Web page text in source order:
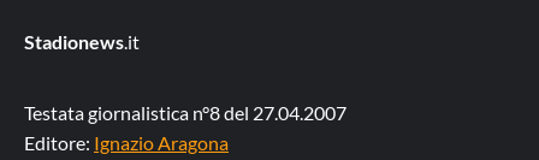
Stadionews.it
Testata giornalistica n°8 del 27.04.2007
Editore: Ignazio Aragona